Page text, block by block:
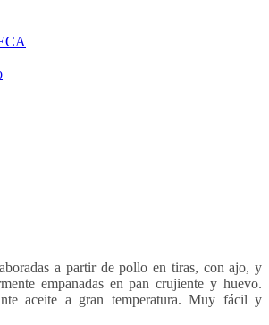
a partir de pollo en tiras, con ajo, y
empanadas en pan crujiente y huevo.
aceite a gran temperatura. Muy fácil y